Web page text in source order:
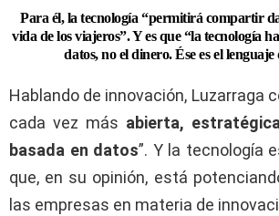
Para él, la tecnología “permitirá compartir
vida de los viajeros”. Y es que “la tecnología
datos, no el dinero. Ése es el
Hablando de innovación, Luzarraga
cada vez más abierta,
basada en datos”. Y la tecnología
que, en su opinión, está
las empresas en materia de